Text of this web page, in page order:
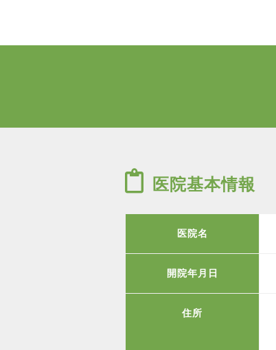
医院基本情報
医院名
開院年月日
住所